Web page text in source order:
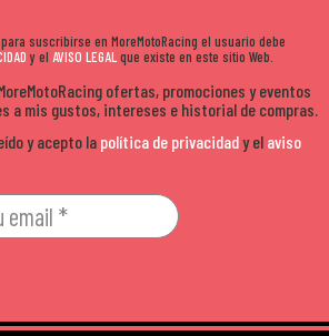
suscribirse en MoreMotoRacing el usuario debe
y el AVISO LEGALque existe en este sitio Web.
ofertas, promociones y eventos
a mis gustos, intereses e historial de compras.
y acepto la política de privacidady el aviso